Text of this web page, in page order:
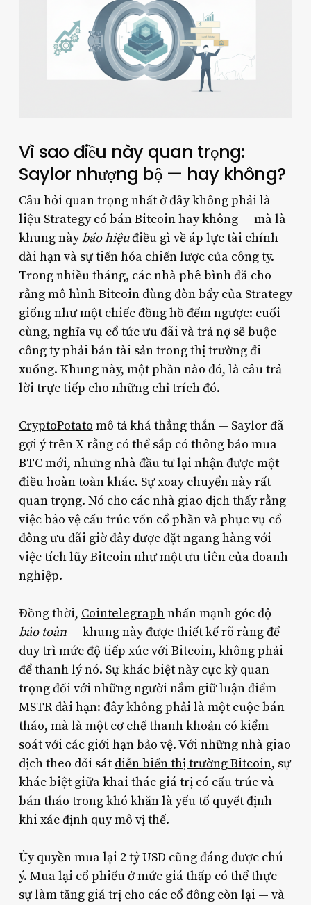
Vì sao điều này quan trọng:
Saylor nhượng bộ — hay không?
Câu hỏi quan trọng nhất ở đây không phải là
liệu Strategy có bán Bitcoin hay không — mà là
khung nàybáo hiệuđiều gì về áp lực tài chính
dài hạn và sự tiến hóa chiến lược của công ty.
Trong nhiều tháng, các nhà phê bình đã cho
rằng mô hình Bitcoin dùng đòn bẩy của Strategy
giống như một chiếc đồng hồ đếm ngược: cuối
cùng, nghĩa vụ cổ tức ưu đãi và trả nợ sẽ buộc
công ty phải bán tài sản trong thị trường đi
xuống. Khung này, một phần nào đó, là câu trả
lời trực tiếp cho những chỉ trích đó.
CryptoPotato mô tả khá thẳng thắn — Saylor đã
gợi ý trên X rằng có thể sắp có thông báo mua
BTC mới, nhưng nhà đầu tư lại nhận được một
điều hoàn toàn khác. Sự xoay chuyển này rất
quan trọng. Nó cho các nhà giao dịch thấy rằng
việc bảo vệ cấu trúc vốn cổ phần và phục vụ cổ
đông ưu đãi giờ đây được đặt ngang hàng với
việc tích lũy Bitcoin như một ưu tiên của doanh
nghiệp.
Đồng thời, Cointelegraphnhấn mạnh góc độ
bảo toàn— khung này được thiết kế rõ ràng để
duy trì mức độ tiếp xúc với Bitcoin, không phải
để thanh lý nó. Sự khác biệt này cực kỳ quan
trọng đối với những người nắm giữ luận điểm
MSTR dài hạn: đây không phải là một cuộc bán
tháo, mà là một cơ chế thanh khoản có kiểm
soát với các giới hạn bảo vệ. Với những nhà giao
dịch theo dõi sát diễn biến thị trường Bitcoin, sự
khác biệt giữa khai thác giá trị có cấu trúc và
bán tháo trong khó khăn là yếu tố quyết định
khi xác định quy mô vị thế.
Ủy quyền mua lại 2 tỷ USD cũng đáng được chú
ý. Mua lại cổ phiếu ở mức giá thấp có thể thực
sự làm tăng giá trị cho các cổ đông còn lại — và